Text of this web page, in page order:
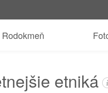
Rodokmeň
etniká